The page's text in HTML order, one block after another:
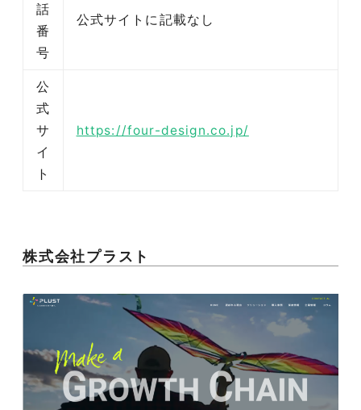
話
番
号
公式サイトに記載なし
公
式
サ
イ
ト
https://four-design.co.jp/
株式会社プラスト